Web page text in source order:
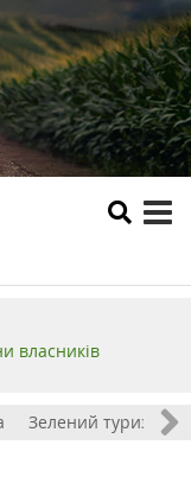
власників
Зелений туризм